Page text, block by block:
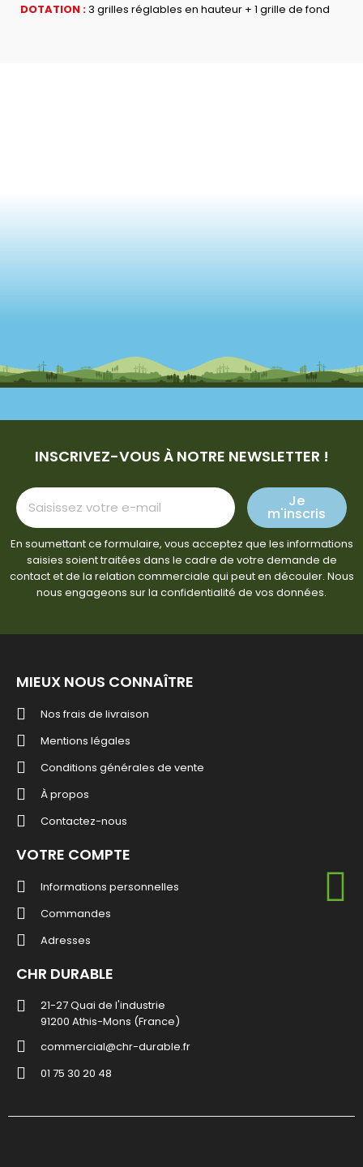
DOTATION :3 grilles réglables en hauteur + 1 grille de fond
INSCRIVEZ-VOUS À NOTRE NEWSLETTER !
Je
m'inscris
En soumettant ce formulaire, vous acceptez que les informations
saisies soient traitées dans le cadre de votre demande de
contact et de la relation commerciale qui peut en découler. Nous
nous engageons sur la confidentialité de vos données.
MIEUX NOUS CONNAÎTRE
Nos frais de livraison
Mentions légales
Conditions générales de vente
À propos
Contactez-nous
VOTRE COMPTE
Informations personnelles
Commandes
Adresses
CHR DURABLE
21-27 Quai de l'industrie
91200 Athis-Mons (France)
commercial@chr-durable.fr
01 75 30 20 48